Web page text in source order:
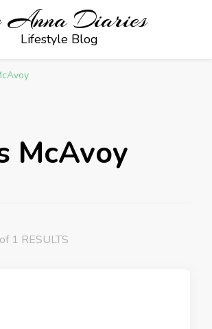
Anna Diaries
Lifestyle Blog
McAvoy
1 RESULTS